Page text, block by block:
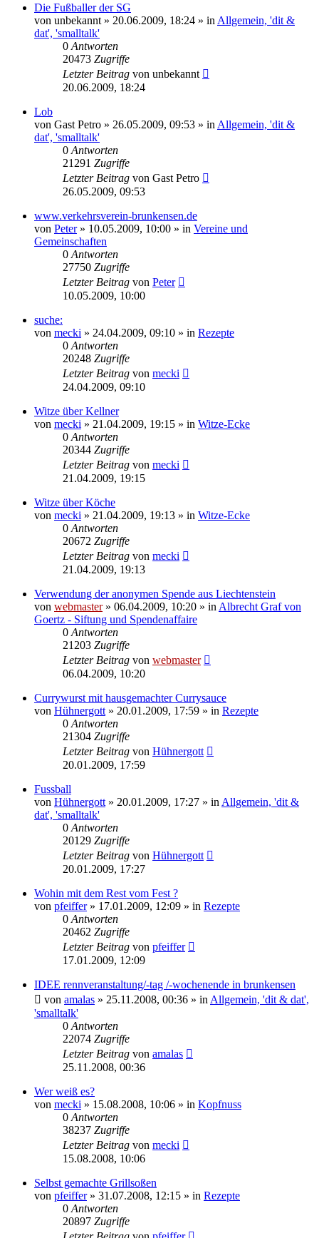
Die Fußballer der SG
von unbekannt » 20.06.2009, 18:24 » in Allgemein, 'dit &
dat', 'smalltalk'
0 Antworten
20473 Zugriffe
Letzter Beitrag von unbekannt
20.06.2009, 18:24
Lob
von Gast Petro » 26.05.2009, 09:53 » in Allgemein, 'dit &
dat', 'smalltalk'
0 Antworten
21291 Zugriffe
Letzter Beitrag von Gast Petro
26.05.2009, 09:53
www.verkehrsverein-brunkensen.de
von Peter» 10.05.2009, 10:00 » in Vereine und
Gemeinschaften
0 Antworten
27750 Zugriffe
Letzter Beitrag von Peter
10.05.2009, 10:00
suche:
von mecki » 24.04.2009, 09:10 » in Rezepte
0 Antworten
20248 Zugriffe
Letzter Beitrag von mecki
24.04.2009, 09:10
Witze über Kellner
von mecki » 21.04.2009, 19:15 » in Witze-Ecke
0 Antworten
20344 Zugriffe
Letzter Beitrag von mecki
21.04.2009, 19:15
Witze über Köche
von mecki » 21.04.2009, 19:13 » in Witze-Ecke
0 Antworten
20672 Zugriffe
Letzter Beitrag von mecki
21.04.2009, 19:13
Verwendung der anonymen Spende aus Liechtenstein
von webmaster» 06.04.2009, 10:20 » in Albrecht Graf von
Goertz - Siftung und Spendenaffaire
0 Antworten
21203 Zugriffe
Letzter Beitrag von webmaster
06.04.2009, 10:20
Currywurst mit hausgemachter Currysauce
von Hühnergott » 20.01.2009, 17:59 » in Rezepte
0 Antworten
21304 Zugriffe
Letzter Beitrag von Hühnergott
20.01.2009, 17:59
Fussball
von Hühnergott » 20.01.2009, 17:27 » in Allgemein, 'dit &
dat', 'smalltalk'
0 Antworten
20129 Zugriffe
Letzter Beitrag von Hühnergott
20.01.2009, 17:27
Wohin mit dem Rest vom Fest ?
von pfeiffer» 17.01.2009, 12:09 » in Rezepte
0 Antworten
20462 Zugriffe
Letzter Beitrag von pfeiffer
17.01.2009, 12:09
IDEE rennveranstaltung/-tag /-wochenende in brunkensen
von amalas » 25.11.2008, 00:36 » in Allgemein, 'dit & dat',
'smalltalk'
0 Antworten
22074 Zugriffe
Letzter Beitrag von amalas
25.11.2008, 00:36
Wer weiß es?
von mecki » 15.08.2008, 10:06 » in Kopfnuss
0 Antworten
38237 Zugriffe
Letzter Beitrag von mecki
15.08.2008, 10:06
Selbst gemachte Grillsoßen
von pfeiffer» 31.07.2008, 12:15 » in Rezepte
0 Antworten
20897 Zugriffe